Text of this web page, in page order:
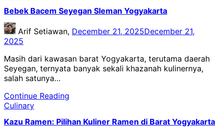
Bebek Bacem Seyegan Sleman Yogyakarta
Arif Setiawan, December 21, 2025December 21,
2025
Masih dari kawasan barat Yogyakarta, terutama daerah
Seyegan, ternyata banyak sekali khazanah kulinernya,
salah satunya…
Continue Reading
Culinary
Kazu Ramen: Pilihan Kuliner Ramen di Barat Yogyakarta